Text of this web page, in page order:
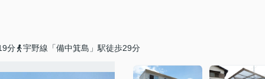
分 宇野線「備中箕島」駅徒歩29分